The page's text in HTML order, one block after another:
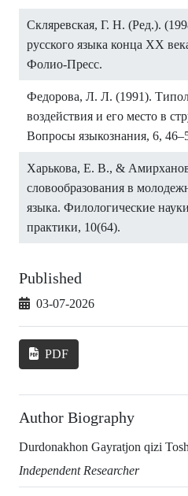
Скляревская, Г. Н. (Ред.).
русского языка конца XX
Фолио-Пресс.
Федорова, Л. Л. (1991).
воздействия и его место в
Вопросы языкознания, 6,
Харькова, Е. В., &
словообразования в
языка. Филологические
практики, 10(64).
Published
03-07-2026
PDF
Author Biography
Durdonakhon Gayratjon qizi
Independent Researcher